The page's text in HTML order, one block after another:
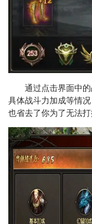
通过点击界面中
具体战斗力加成等情
也省去了你为了无法